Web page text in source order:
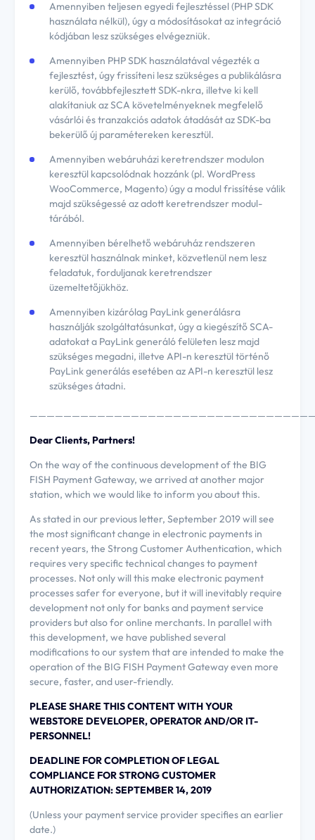
Amennyiben teljesen egyedi fejlesztéssel (PHP SDK
használata nélkül), úgy a módosításokat az integráció
kódjában lesz szükséges elvégezniük.
Amennyiben PHP SDK használatával végezték a
fejlesztést, úgy frissíteni lesz szükséges a publikálásra
kerülő, továbbfejlesztett SDK-nkra, illetve ki kell
alakítaniuk az SCA követelményeknek megfelelő
vásárlói és tranzakciós adatok átadását az SDK-ba
bekerülő új paramétereken keresztül.
Amennyiben webáruházi keretrendszer modulon
keresztül kapcsolódnak hozzánk (pl. WordPress
WooCommerce, Magento) úgy a modul frissítése válik
majd szükségessé az adott keretrendszer modul-
tárából.
Amennyiben bérelhető webáruház rendszeren
keresztül használnak minket, közvetlenül nem lesz
feladatuk, forduljanak keretrendszer
üzemeltetőjükhöz.
Amennyiben kizárólag PayLink generálásra
használják szolgáltatásunkat, úgy a kiegészítő SCA-
adatokat a PayLink generáló felületen lesz majd
szükséges megadni, illetve API-n keresztül történő
PayLink generálás esetében az API-n keresztül lesz
szükséges átadni.
Dear Clients, Partners!
On the way of the continuous development of the BIG
FISH Payment Gateway, we arrived at another major
station, which we would like to inform you about this.
As stated in our previous letter, September 2019 will see
the most significant change in electronic payments in
recent years, the Strong Customer Authentication, which
requires very specific technical changes to payment
processes. Not only will this make electronic payment
processes safer for everyone, but it will inevitably require
development not only for banks and payment service
providers but also for online merchants. In parallel with
this development, we have published several
modifications to our system that are intended to make the
operation of the BIG FISH Payment Gateway even more
secure, faster, and user-friendly.
PLEASE SHARE THIS CONTENT WITH YOUR
WEBSTORE DEVELOPER, OPERATOR AND/OR IT-
PERSONNEL!
DEADLINE FOR COMPLETION OF LEGAL
COMPLIANCE FOR STRONG CUSTOMER
AUTHORIZATION: SEPTEMBER 14, 2019
(Unless your payment service provider specifies an earlier
date.)